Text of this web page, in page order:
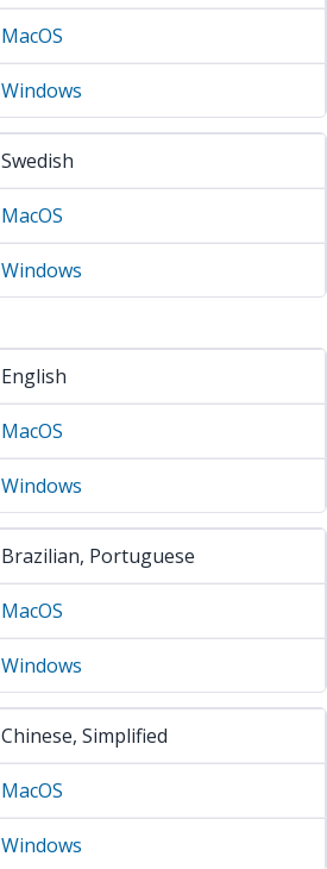
MacOS
Windows
Swedish
MacOS
Windows
English
MacOS
Windows
Brazilian, Portuguese
MacOS
Windows
Chinese, Simplified
MacOS
Windows